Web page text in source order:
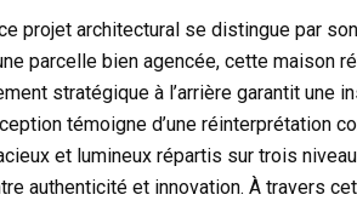
projet architectural se distingue par
parcelle bien agencée, cette maison
stratégique à l’arrière garantit une
témoigne d’une réinterprétation
et lumineux répartis sur trois
authenticité et innovation. À travers